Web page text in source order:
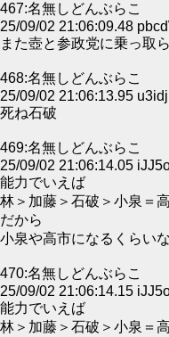
467:名無しどんぶらこ
25/09/02 21:06:09.48
また壺と参政党に乗っ取
468:名無しどんぶらこ
25/09/02 21:06:13.95
死ね石破
469:名無しどんぶらこ
25/09/02 21:06:14.05
能力でいえば
林＞加藤＞石破＞小泉＝
だから
小泉や高市になるくらい
470:名無しどんぶらこ
25/09/02 21:06:14.15
能力でいえば
林＞加藤＞石破＞小泉＝